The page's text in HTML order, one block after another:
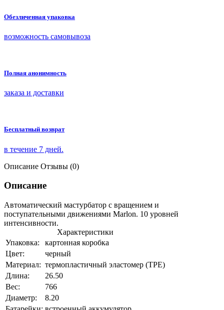
Обезличенная упаковка
возможность самовывоза
Полная анонимность
заказа и доставки
Бесплатный возврат
в течение 7 дней.
Описание Отзывы (0)
Описание
Автоматический мастурбатор с вращением и
поступательными движениями Marlon. 10 уровней
интенсивности.
Характеристики
Упаковка:
картонная коробка
Цвет:
черный
Материал: термопластичный эластомер (TPE)
Длина:
26.50
Вес:
766
Диаметр:
8.20